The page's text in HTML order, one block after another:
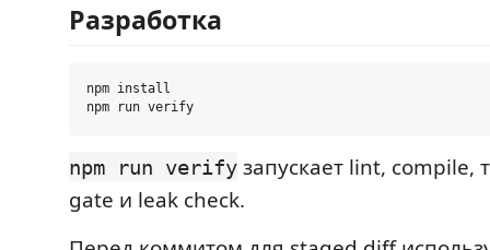
Разработка
npm install
npm run verify запускает lint, compile,
gate и leak check.